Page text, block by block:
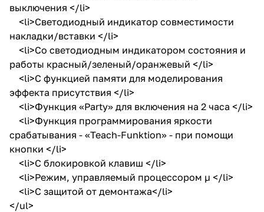
выключения </li>
<li>Светодиодный индикатор совместимости
накладки/вставки </li>
<li>Со светодиодным индикатором состояния и
работы красный/зеленый/оранжевый </li>
<li>С функцией памяти для моделирования
эффекта присутствия </li>
<li>Функция «Party» для включения на 2 часа </li>
<li>Функция программирования яркости
срабатывания - «Teach-Funktion» - при помощи
кнопки </li>
<li>С блокировкой клавиш </li>
<li>Режим, управляемый процессором µ </li>
<li>С защитой от демонтажа</li>
</ul>